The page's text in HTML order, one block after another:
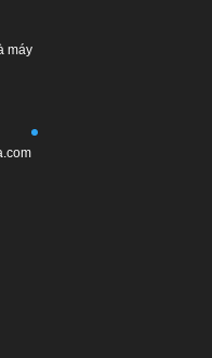
máy